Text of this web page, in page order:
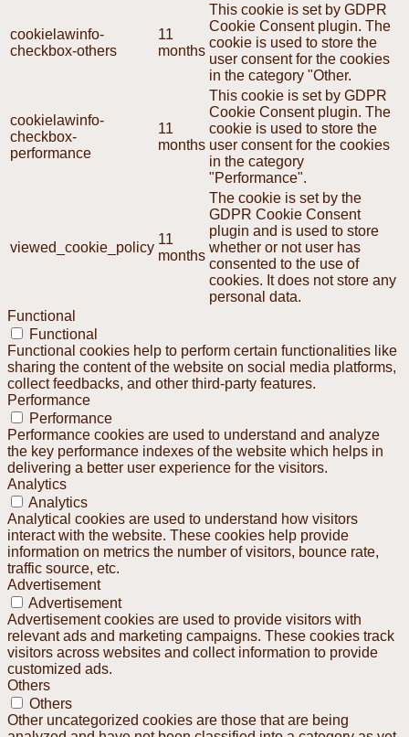
cookielawinfo-
checkbox-others
11
months
This cookie is set by GDPR
Cookie Consent plugin. The
cookie is used to store the
user consent for the cookies
in the category "Other.
cookielawinfo-
checkbox-
performance
11
months
This cookie is set by GDPR
Cookie Consent plugin. The
cookie is used to store the
user consent for the cookies
in the category
"Performance".
viewed_cookie_policy
11
months
The cookie is set by the
GDPR Cookie Consent
plugin and is used to store
whether or not user has
consented to the use of
cookies. It does not store any
personal data.
Functional
Functional
Functional cookies help to perform certain functionalities like
sharing the content of the website on social media platforms,
collect feedbacks, and other third-party features.
Performance
Performance
Performance cookies are used to understand and analyze
the key performance indexes of the website which helps in
delivering a better user experience for the visitors.
Analytics
Analytics
Analytical cookies are used to understand how visitors
interact with the website. These cookies help provide
information on metrics the number of visitors, bounce rate,
traffic source, etc.
Advertisement
Advertisement
Advertisement cookies are used to provide visitors with
relevant ads and marketing campaigns. These cookies track
visitors across websites and collect information to provide
customized ads.
Others
Others
Other uncategorized cookies are those that are being